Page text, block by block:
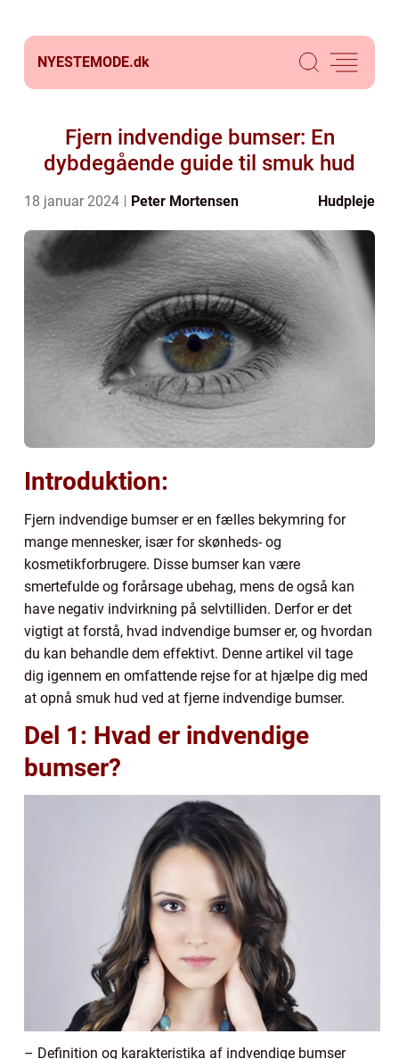
NYESTEMODE.dk
Fjern indvendige bumser: En
dybdegående guide til smuk hud
18 januar 2024 Peter Mortensen Hudpleje
Introduktion:
Fjern indvendige bumser er en fælles bekymring for
mange mennesker, især for skønheds- og
kosmetikforbrugere. Disse bumser kan være
smertefulde og forårsage ubehag, mens de også kan
have negativ indvirkning på selvtilliden. Derfor er det
vigtigt at forstå, hvad indvendige bumser er, og hvordan
du kan behandle dem effektivt. Denne artikel vil tage
dig igennem en omfattende rejse for at hjælpe dig med
at opnå smuk hud ved at fjerne indvendige bumser.
Del 1: Hvad er indvendige
bumser?
– Definition og karakteristika af indvendige bumser